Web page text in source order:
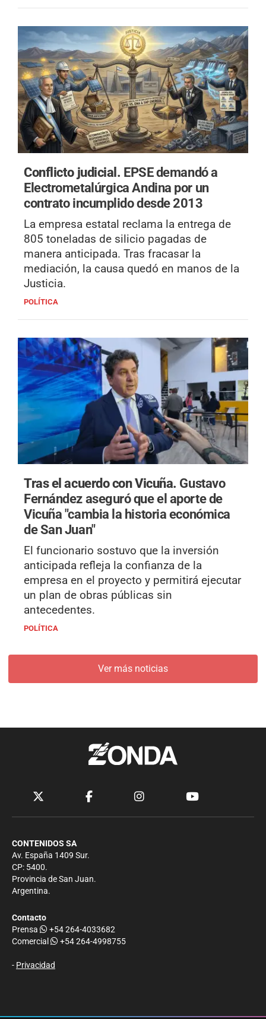
Conflicto judicial. EPSE demandó a
Electrometalúrgica Andina por un
contrato incumplido desde 2013
La empresa estatal reclama la entrega de
805 toneladas de silicio pagadas de
manera anticipada. Tras fracasar la
mediación, la causa quedó en manos de la
Justicia.
POLÍTICA
Tras el acuerdo con Vicuña. Gustavo
Fernández aseguró que el aporte de
Vicuña "cambia la historia económica
de San Juan"
El funcionario sostuvo que la inversión
anticipada refleja la confianza de la
empresa en el proyecto y permitirá ejecutar
un plan de obras públicas sin
antecedentes.
POLÍTICA
Ver más noticias
CONTENIDOS SA
Av. España 1409 Sur.
CP: 5400.
Provincia de San Juan.
Argentina.
Contacto
Prensa
+54 264-4033682
Comercial
+54 264-4998755
- Privacidad